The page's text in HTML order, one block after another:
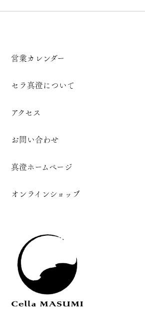
営業カレンダー
セラ真澄について
アクセス
お問い合わせ
真澄ホームページ
オンラインショップ